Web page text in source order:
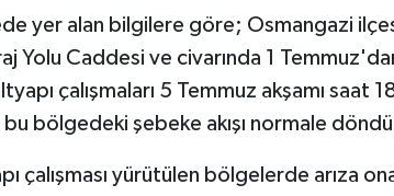
yer alan bilgilere göre; Osmangazi
Yolu Caddesi ve civarında 1
çalışmaları 5 Temmuz akşamı saat
bölgedeki şebeke akışı normale
çalışması yürütülen bölgelerde arıza